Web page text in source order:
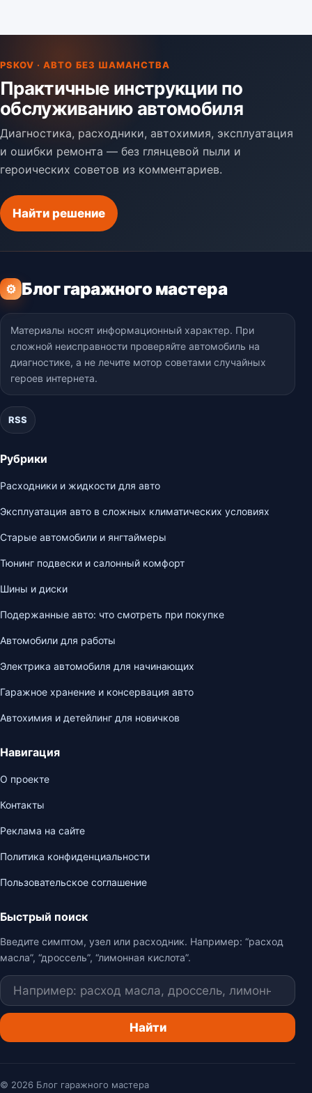
PSKOV · АВТО БЕЗ ШАМАНСТВА
Практичные инструкции по
обслуживанию автомобиля
Диагностика, расходники, автохимия, эксплуатация
и ошибки ремонта — без глянцевой пыли и
героических советов из комментариев.
Найти решение
⚙ Блог гаражного мастера
Материалы носят информационный характер. При
сложной неисправности проверяйте автомобиль на
диагностике, а не лечите мотор советами случайных
героев интернета.
RSS
Рубрики
Расходники и жидкости для авто
Эксплуатация авто в сложных климатических условиях
Старые автомобили и янгтаймеры
Тюнинг подвески и салонный комфорт
Шины и диски
Подержанные авто: что смотреть при покупке
Автомобили для работы
Электрика автомобиля для начинающих
Гаражное хранение и консервация авто
Автохимия и детейлинг для новичков
Навигация
О проекте
Контакты
Реклама на сайте
Политика конфиденциальности
Пользовательское соглашение
Быстрый поиск
Введите симптом, узел или расходник. Например: “расход
масла”, “дроссель”, “лимонная кислота”.
Поиск
Найти
© 2026 Блог гаражного мастера